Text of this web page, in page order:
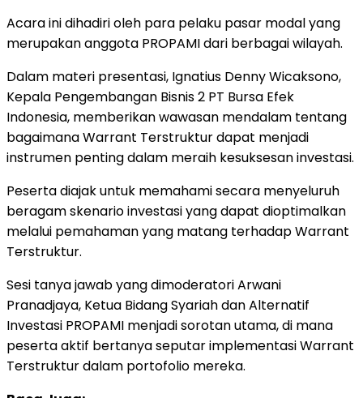
Acara ini dihadiri oleh para pelaku pasar modal yang
merupakan anggota PROPAMI dari berbagai wilayah.
Dalam materi presentasi, Ignatius Denny Wicaksono,
Kepala Pengembangan Bisnis 2 PT Bursa Efek
Indonesia, memberikan wawasan mendalam tentang
bagaimana Warrant Terstruktur dapat menjadi
instrumen penting dalam meraih kesuksesan investasi.
Peserta diajak untuk memahami secara menyeluruh
beragam skenario investasi yang dapat dioptimalkan
melalui pemahaman yang matang terhadap Warrant
Terstruktur.
Sesi tanya jawab yang dimoderatori Arwani
Pranadjaya, Ketua Bidang Syariah dan Alternatif
Investasi PROPAMI menjadi sorotan utama, di mana
peserta aktif bertanya seputar implementasi Warrant
Terstruktur dalam portofolio mereka.